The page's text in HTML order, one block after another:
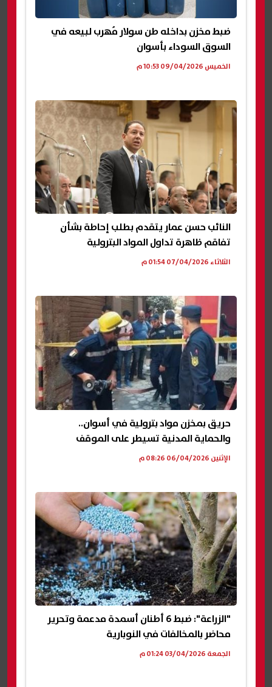
ضبط مخزن بداخله طن سولار مُهرب لبيعه في
السوق السوداء بأسوان
الخميس 09/04/2026 10:53 م
النائب حسن عمار يتقدم بطلب إحاطة بشأن
تفاقم ظاهرة تداول المواد البترولية
الثلاثاء 07/04/2026 01:54 م
حريق بمخزن مواد بترولية في أسوان..
والحماية المدنية تسيطر على الموقف
الإثنين 06/04/2026 08:26 م
"الزراعة": ضبط 6 أطنان أسمدة مدعمة وتحرير
محاضر بالمخالفات في النوبارية
الجمعة 03/04/2026 01:24 م